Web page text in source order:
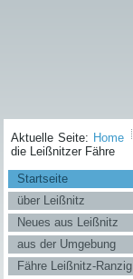
Aktuelle Seite: Home
die Leißnitzer Fähre
Startseite
über Leißnitz
Neues aus Leißnitz
aus der Umgebung
Fähre Leißnitz-Ranzig